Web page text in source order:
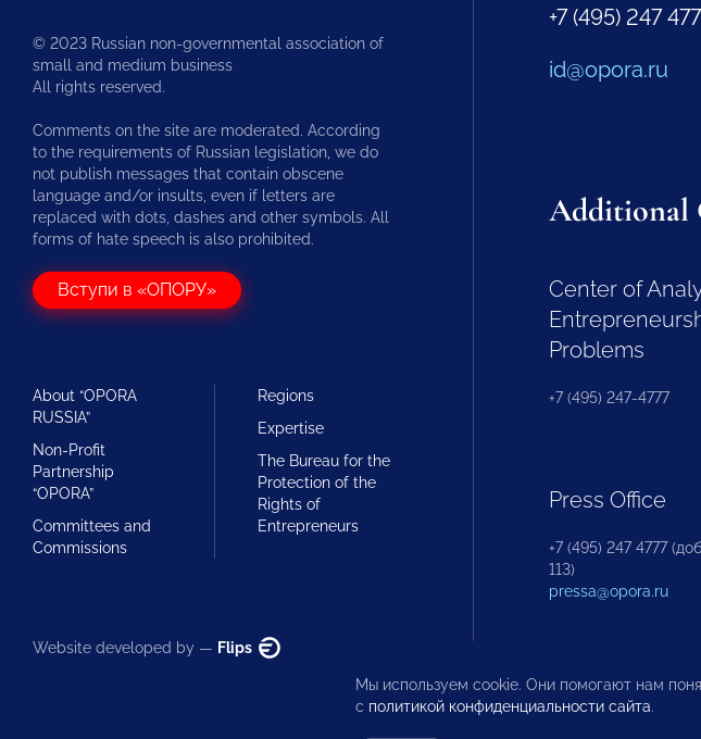
© 2023 Russian non-governmental association of
small and medium business
All rights reserved.
Comments on the site are moderated. According
to the requirements of Russian legislation, we do
not publish messages that contain obscene
language and/or insults, even if letters are
replaced with dots, dashes and other symbols. All
forms of hate speech is also prohibited.
Вступи в «ОПОРУ»
About “OPORA
RUSSIA”
Non-Profit
Partnership
“OPORA”
Committees and
Commissions
Regions
Expertise
The Bureau for the
Protection of the
Rights of
Entrepreneurs
Website developed by — Flips
+7 (495) 247
id@opora.ru
Additional
Center of
Problems
+7 (495) 247-4777
Press Office
+7 (495) 247 4777
113)
pressa@opora.ru
Мы используем cookie. Они помогают нам
с политикой конфиденциальности сайта.